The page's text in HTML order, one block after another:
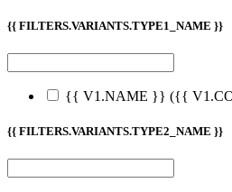
{{ FILTERS.VARIANTS.TYPE1_NAME }}
{{ V1.NAME }} ({{
{{ FILTERS.VARIANTS.TYPE2_NAME }}